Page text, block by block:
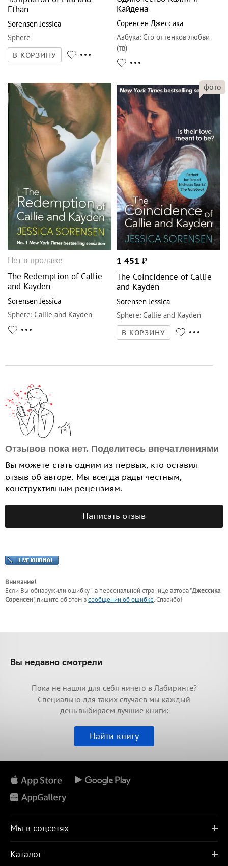
Ethan
Sorensen Jessica
Sphere
В КОРЗИНУ
Кайдена
Соренсен Джессика
Азбука: Сто оттенков любви
(тв)
Нет в продаже
The Redemption of Callie
and Kayden
Sorensen Jessica
Sphere: Callie and Kayden
фото
1 451 ₽
The Coincidence of Callie
and Kayden
Sorensen Jessica
Sphere: Callie and Kayden
В КОРЗИНУ
Отзывов пока нет. Поделитесь впечатлениями
Вы можете стать одним из первых, кто оставил
отзыв об авторе. Мы всегда рады честным,
конструктивным рецензиям.
Написать отзыв
Внимание!
Если Вы обнаружили ошибку на персональной странице автора "Джессика
Соренсен", пишите об этом всообщении об ошибке. Спасибо!
Вы недавно смотрели
Пока не нашли для себя ничего в Лабиринте?
Специально для таких случаев мы каждый
день выбираем лучшие книги:
Найти книгу
Мы в соцсетях
Каталог